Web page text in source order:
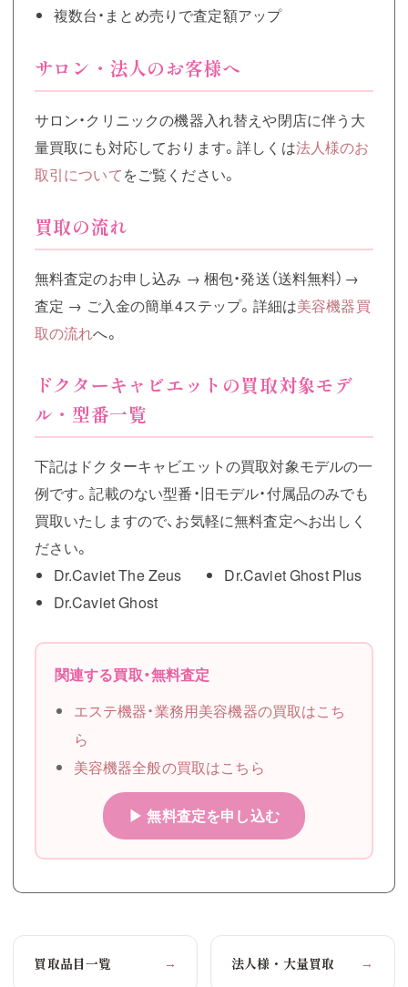
複数台・まとめ売りで査定額アップ
サロン・法人のお客様へ
サロン・クリニックの機器入れ替えや閉店に伴う大
量買取にも対応しております。詳しくは法人様のお
取引についてをご覧ください。
買取の流れ
無料査定のお申し込み → 梱包・発送（送料無料）→
査定 → ご入金の簡単4ステップ。詳細は美容機器買
取の流れへ。
ドクターキャビエットの買取対象モデ
ル・型番一覧
下記はドクターキャビエットの買取対象モデルの一
例です。記載のない型番・旧モデル・付属品のみでも
買取いたしますので、お気軽に無料査定へお出しく
ださい。
Dr.Caviet The Zeus
Dr.Caviet Ghost
Dr.Caviet Ghost Plus
関連する買取・無料査定
エステ機器・業務用美容機器の買取はこち
ら
美容機器全般の買取はこちら
▶ 無料査定を申し込む
買取品目一覧 → 法人様・大量買取 →